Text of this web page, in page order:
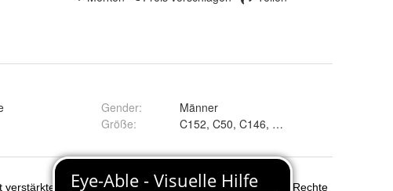
Gender:
Männer
Größe: